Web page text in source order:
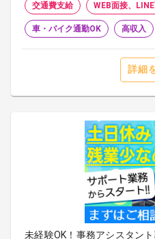
交通費支給 WEB面接、
車・バイク通勤OK 高収入
詳細
未経験OK！事務アシスタン